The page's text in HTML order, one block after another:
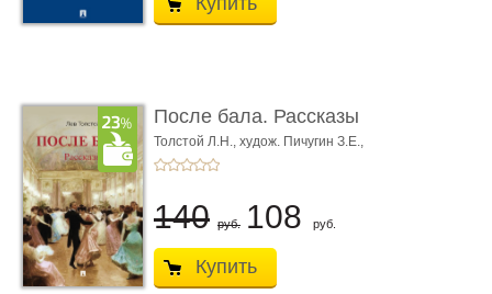
После бала. Рассказы
Толстой Л.Н., худож. Пичугин З.Е.,
худож. Лебедев А.И.,
140 руб. 108 руб.
Купить